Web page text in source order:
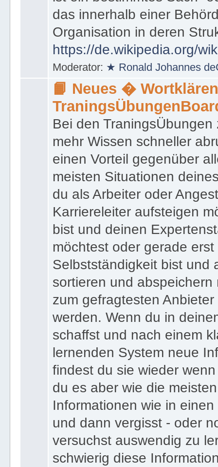
das innerhalb einer
Organisation in deren
https://de.wikipedia.org/
Moderator: ★ Ronald Johannes
📙 Neues �
Bei den
mehr Wissen schneller
einen Vorteil gegenüber
meisten Situationen
du als Arbeiter oder
Karriereleiter aufsteigen
bist und deinen
möchtest oder gerade
Selbstständigkeit bist und
sortieren und
zum gefragtesten
werden. Wenn du in
schaffst und nach einem
lernenden System neue
findest du sie wieder
du es aber wie die
Informationen wie in
und dann vergisst - oder
versuchst auswendig zu
schwierig diese